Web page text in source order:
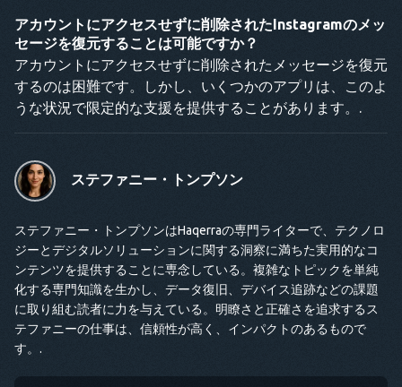
アカウントにアクセスせずに削除されたInstagramのメッ
セージを復元することは可能ですか？
アカウントにアクセスせずに削除されたメッセージを復元
するのは困難です。しかし、いくつかのアプリは、このよ
うな状況で限定的な支援を提供することがあります。.
ステファニー・トンプソン
ステファニー・トンプソンはHaqerraの専門ライターで、テクノロ
ジーとデジタルソリューションに関する洞察に満ちた実用的なコ
ンテンツを提供することに専念している。複雑なトピックを単純
化する専門知識を生かし、データ復旧、デバイス追跡などの課題
に取り組む読者に力を与えている。明瞭さと正確さを追求するス
テファニーの仕事は、信頼性が高く、インパクトのあるもので
す。.